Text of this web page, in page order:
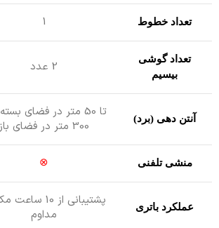
تعداد خطوط 1
تعداد گوشی
بیسیم
2 عدد
آنتن دهی (برد)
تا 50 متر در فضای
300 متر در فضای باز
منشی تلفنی ⊗
عملکرد باتری
پشتیبانی از 10
مداوم